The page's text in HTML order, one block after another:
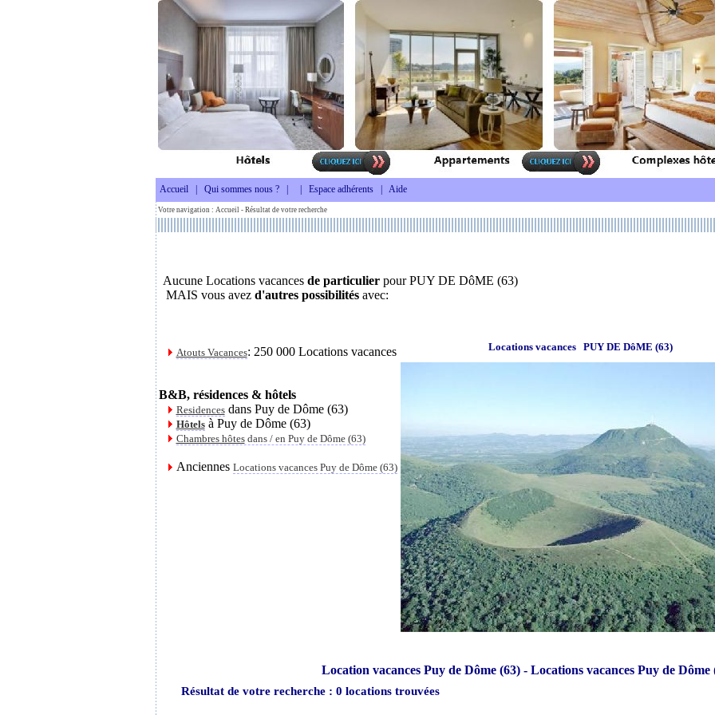
Accueil| Qui sommes nous ?| Espace adhérents| Aide
Votre navigation : Accueil- Résultat de votre recherche
Aucune Locations vacances de particulierpour PUY DE DôME (63)
MAIS vous avez d'autres possibilitésavec:
Atouts Vacances: 250 000 Locations vacances
B&B, résidences & hôtels
Residencesdans Puy de Dôme (63)
Hôtelsà Puy de Dôme (63)
Chambres hôtesdans / en Puy de Dôme (63)
Anciennes Locations vacances Puy de Dôme (63)
Locations vacances PUY DE DôME (63)
Location vacances Puy de Dôme (63) - Locations vacances Puy de Dôme
Résultat de votre recherche : 0 locations trouvées